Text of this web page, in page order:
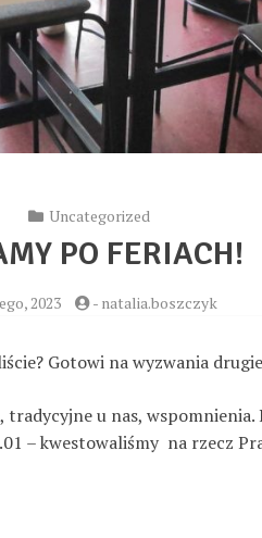
Uncategorized
PO FERIACH!
2023 - natalia.boszczyk
Gotowi na wyzwania
u nas, wspomnienia.
– kwestowaliśmy na rzecz